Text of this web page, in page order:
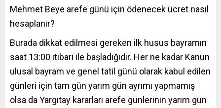
Mehmet Beye arefe günü için ödenecek ücret nasıl
hesaplanır?
Burada dikkat edilmesi gereken ilk husus bayramın
saat 13:00 itibari ile başladığıdır. Her ne kadar Kanun
ulusal bayram ve genel tatil günü olarak kabul edilen
günleri için tam gün yarım gün ayrımı yapmamış
olsa da Yargıtay kararları arefe günlerinin yarım gün